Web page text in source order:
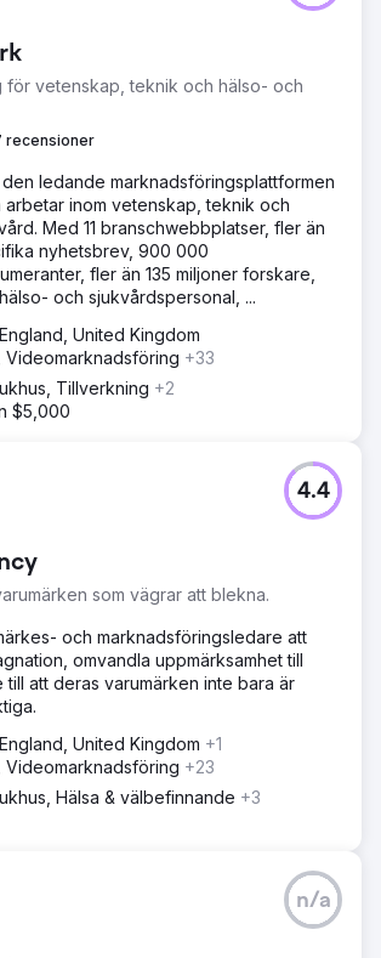
för vetenskap, teknik och hälso- och
recensioner
ledande marknadsföringsplattformen
inom vetenskap, teknik och
Med 11 branschwebbplatser, fler än
nyhetsbrev, 900 000
fler än 135 miljoner forskare,
och sjukvårdspersonal, ...
United Kingdom
Videomarknadsföring +33
Tillverkning +2
$5,000
som vägrar att blekna.
4.4
och marknadsföringsledare att
omvandla uppmärksamhet till
till att deras varumärken inte bara är
United Kingdom +1
Videomarknadsföring +23
Hälsa & välbefinnande +3
n/a